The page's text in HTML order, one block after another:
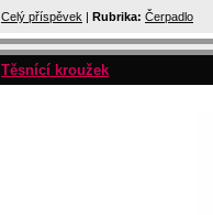
Celý příspěvek | Rubrika: Čerpadlo
Těsnící kroužek